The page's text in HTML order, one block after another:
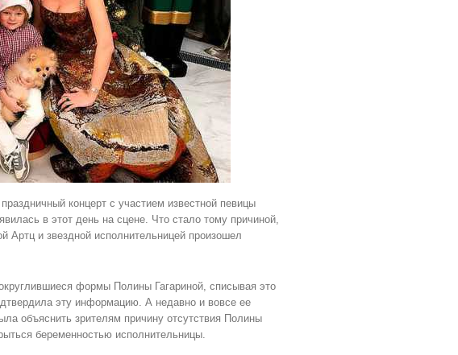
концерт с участием известной певицы
в этот день на сцене. Что стало тому причиной,
и звездной исполнительницей произошел
формы Полины Гагариной, списывая это
эту информацию. А недавно и вовсе ее
объяснить зрителям причину отсутствия Полины
беременностью исполнительницы.